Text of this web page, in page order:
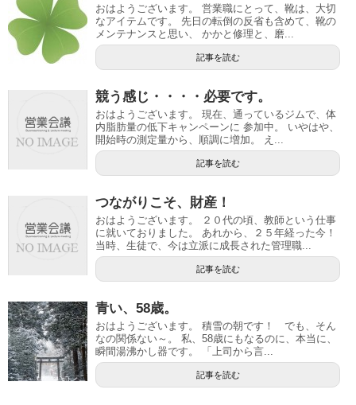
おはようございます。 営業職にとって、靴は、大切
なアイテムです。 先日の転倒の反省も含めて、靴の
メンテナンスと思い、 かかと修理と、磨...
記事を読む
競う感じ・・・・必要です。
おはようございます。 現在、通っているジムで、体
内脂肪量の低下キャンペーンに 参加中。 いやはや、
開始時の測定量から、順調に増加。 え...
記事を読む
つながりこそ、財産！
おはようございます。 ２０代の頃、教師という仕事
に就いておりました。 あれから、２５年経った今！
当時、生徒で、今は立派に成長された管理職...
記事を読む
青い、58歳。
おはようございます。 積雪の朝です！ でも、そん
なの関係ない～。 私、58歳にもなるのに、本当に、
瞬間湯沸かし器です。 「上司から言...
記事を読む